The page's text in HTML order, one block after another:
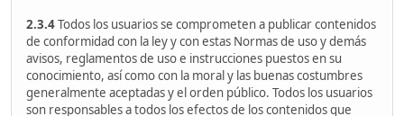
2.3.4Todos los usuarios se comprometen a publicar contenidos
de conformidad con la ley y con estas Normas de uso y demás
avisos, reglamentos de uso e instrucciones puestos en su
conocimiento, así como con la moral y las buenas costumbres
generalmente aceptadas y el orden público. Todos los usuarios
son responsables a todos los efectos de los contenidos que